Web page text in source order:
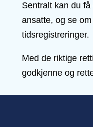
Sentralt kan du
ansatte, og se
tidsregistreringer.
Med de riktige
godkjenne og